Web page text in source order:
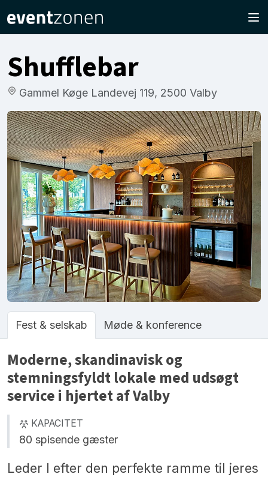
Shufflebar
Gammel Køge Landevej 119, 2500 Valby
Fest & selskab Møde & konference
Moderne, skandinavisk og
stemningsfyldt lokale med udsøgt
service i hjertet af Valby
KAPACITET
80 spisende gæster
Leder I efter den perfekte ramme til jeres